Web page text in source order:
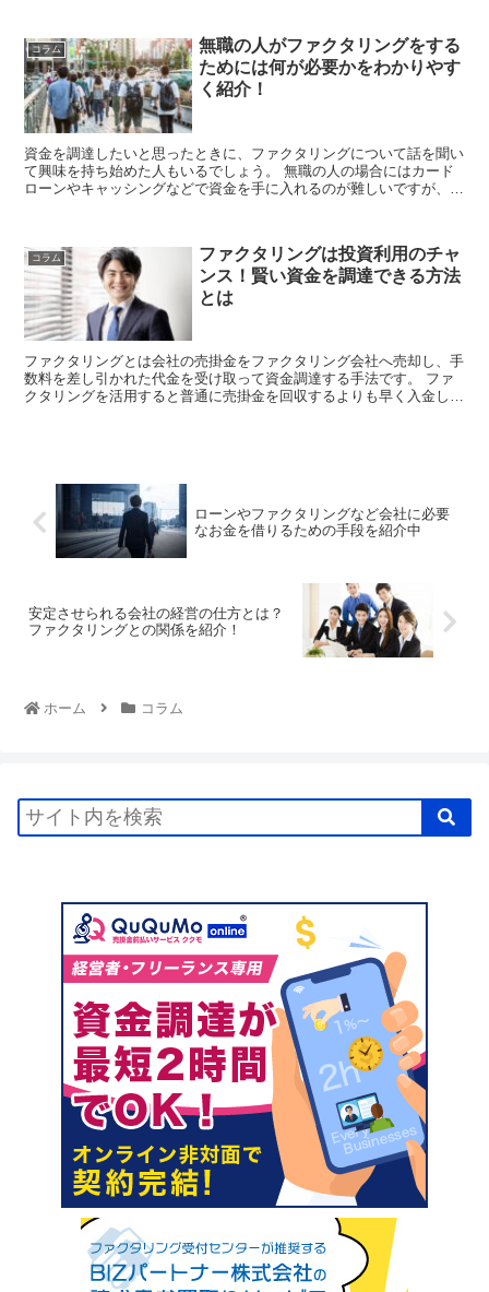
コラム
無職の人がファクタリングをする
ためには何が必要かをわかりやす
く紹介！
資金を調達したいと思ったときに、ファクタリングについて話を聞い
て興味を持ち始めた人もいるでしょう。 無職の人の場合にはカード
ローンやキャッシングなどで資金を手に入れるのが難しいですが、フ
コラム
ファクタリングは投資利用のチャ
ンス！賢い資金を調達できる方法
とは
ファクタリングとは会社の売掛金をファクタリング会社へ売却し、手
数料を差し引かれた代金を受け取って資金調達する手法です。 ファ
クタリングを活用すると普通に売掛金を回収するよりも早く入金して
ローンやファクタリングなど会社に必要
なお金を借りるための手段を紹介中
安定させられる会社の経営の仕方とは？
ファクタリングとの関係を紹介！
ホーム コラム